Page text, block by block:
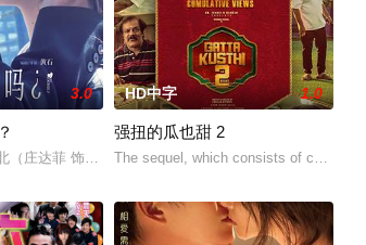
和解
建了“红透半边天”团队。然而团队在发展过程中遭遇了诸
3.0
（庄达菲 饰）被初恋男友李天昊（周澄奧 饰）断崖式分
HD中字 1.0
强扭的瓜也甜 2
The sequel, which consists of